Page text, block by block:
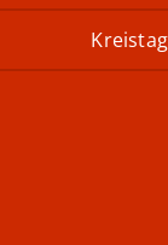
Kreistag